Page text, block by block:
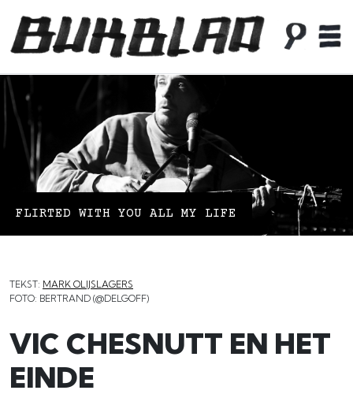
FLIRTED WITH YOU ALL MY LIFE
TEKST: MARK OLIJSLAGERS
FOTO: BERTRAND (@DELGOFF)
VIC CHESNUTT EN HET
EINDE